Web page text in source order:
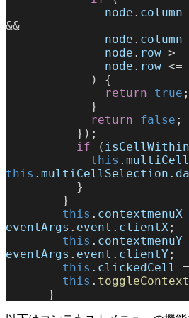
              node
. column
&&
              node
. column
              node
. row >=
              node
. row <=
            ) {
              return
true ;
            }
            return
false ;
          });
          if
(
            this
.
this . multiCellSelection .
          }
        }
        this
. contextmenuX
eventArgs . event . clientX ;
        this
. contextmenuY
eventArgs . event . clientY ;
        this
. clickedCell
        this
.
      }